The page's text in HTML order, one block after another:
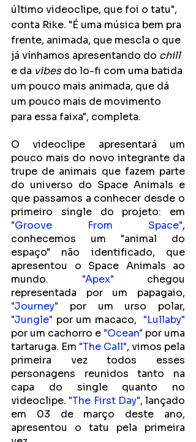
último videoclipe, que foi o tatu",
conta Rike. "É uma música bem pra
frente, animada, que mescla o que
já vínhamos apresentando do chill
e da vibes do lo-fi com uma batida
um pouco mais animada, que dá
um pouco mais de movimento
para essa faixa", completa.
O videoclipe apresentará um
pouco mais do novo integrante da
trupe de animais que fazem parte
do universo do Space Animals e
que passamos a conhecer desde o
"Groove From Space",
conhecemos um "animal do
espaço" não identificado, que
apresentou o Space Animals ao
mundo. "Apex" chegou
"Journey"
"Jungle" por um macaco, "Lullaby"
por um cachorro e "Ocean" por uma
tartaruga. Em "The Call", vimos pela
primeira vez todos esses
personagens reunidos tanto na
capa do single quanto no
videoclipe. "The First Day", lançado
em 03 de março deste ano,
apresentou o tatu pela primeira